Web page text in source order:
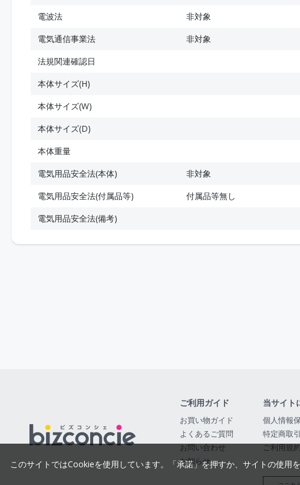
電波法
非対象
電気通信事業法
非対象
法規関連確認日
本体サイズ(H)
本体サイズ(W)
本体サイズ(D)
本体重量
電気用品安全法(本体)
非対象
電気用品安全法(付属品等)
付属品等無し
電気用品安全法(備考)
ご利用ガイド
お買い物ガイド
よくあるご質問
お問い合わせ
お知らせ
当サイト
個人情報
特定商取
ご利用規
このサイトではCookieを使用しています。「承諾」を押すか、サイトの使用